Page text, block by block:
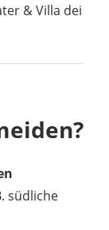
& Villa dei
südliche